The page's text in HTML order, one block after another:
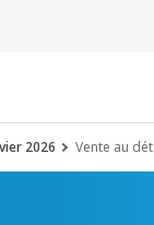
2026 Vente au